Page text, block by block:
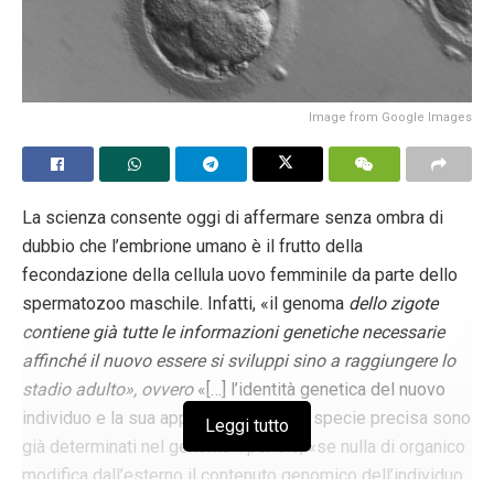
Image from Google Images
La scienza consente oggi di affermare senza ombra di
dubbio che l’embrione umano è il frutto della
fecondazione della cellula uovo femminile da parte dello
spermatozoo maschile. Infatti, «il genoma dello zigote
contiene già tutte le informazioni genetiche necessarie
affinché il nuovo essere si sviluppi sino a raggiungere lo
stadio adulto», ovvero «[…] l’identità genetica del nuovo
individuo e la sua appartenenza a una specie precisa sono
già determinati nel genoma»: per ciò, «se nulla di organico
modifica dall’esterno il contenuto genomico dell’individuo
Leggi tutto